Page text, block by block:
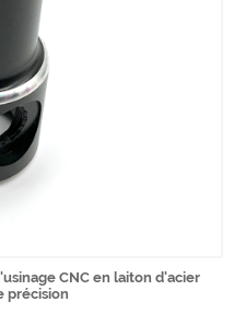
CNC en laiton d'acier
précision